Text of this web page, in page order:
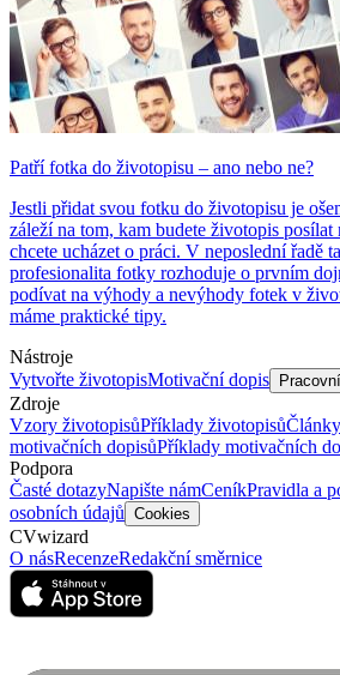
Patří fotka do životopisu – ano nebo ne?
Jestli přidat svou fotku do životopisu je
záleží na tom, kam budete životopis posílat
chcete ucházet o práci. V neposlední řadě
profesionalita fotky rozhoduje o prvním
podívat na výhody a nevýhody fotek v
máme praktické tipy.
Nástroje
Vytvořte životopisMotivační dopis
Zdroje
Vzory životopisůPříklady životopisů
motivačních dopisůPříklady motivačních
Podpora
Časté dotazyNapište námCeníkPravidla a
osobních údajů Cookies
CVwizard
O násRecenzeRedakční směrnice